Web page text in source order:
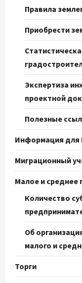
Правила
Приобрести
Экспертиза
проектной
Полезные
Информация
Миграционный
Малое и
Количество
Об
малого и
Торги